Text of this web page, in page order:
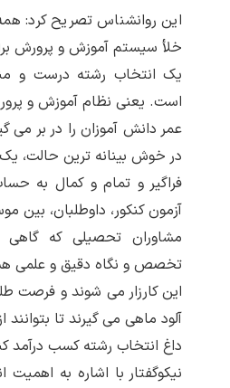
این روانشناس تصریح کرد:
خلأ سیستم آموزش و پرورش
یک انتخاب رشته درست و
است. یعنی نظام آموزش و
عمر دانش آموزان را در بر می
در خوش بینانه ترین حالت،
فراگیر و تمام و کمال به
آزمون کنکور، داوطلبان، بین
مشاوران تحصیلی که
تخصص و نگاه دقیق و علمی
این کارزار می شوند و فرصت
آلود ماهی می گیرند تا بتوانند
داغ انتخاب رشته کسب درآمد
نیکوگفتار با اشاره به